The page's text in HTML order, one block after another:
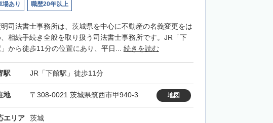
場あり 職歴20年以上
司法書士事務所は、茨城県を中心に不動産の名義変更をは
、相続手続き全般を取り扱う司法書士事務所です。JR「下
から徒歩11分の位置にあり、平日... 続きを読む
駅 JR「下館駅」徒歩11分
地 〒308-0021 茨城県筑西市甲940-3 地図
エリア 茨城